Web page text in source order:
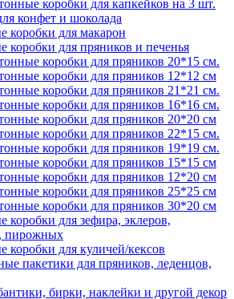
коробки для капкейков на 3 шт.
конфет и шоколада
коробки для макарон
коробки для пряников и печенья
коробки для пряников 20*15 см.
коробки для пряников 12*12 см
коробки для пряников 21*21 см.
коробки для пряников 16*16 см.
коробки для пряников 20*20 см
коробки для пряников 22*15 см.
коробки для пряников 19*19 см.
коробки для пряников 15*15 см
коробки для пряников 12*20 см
коробки для пряников 25*25 см
коробки для пряников 30*20 см
коробки для зефира, эклеров,
пирожных
коробки для куличей/кексов
пакетики для пряников, леденцов,
бирки, наклейки и другой декор